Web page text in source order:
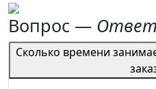
Вопрос — Ответ
Сколько времени